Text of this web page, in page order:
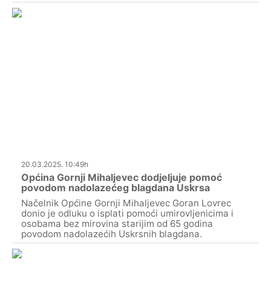
20.03.2025. 10:49h
Općina Gornji Mihaljevec dodjeljuje pomoć
povodom nadolazećeg blagdana Uskrsa
Načelnik Općine Gornji Mihaljevec Goran Lovrec
donio je odluku o isplati pomoći umirovljenicima i
osobama bez mirovina starijim od 65 godina
povodom nadolazećih Uskrsnih blagdana.